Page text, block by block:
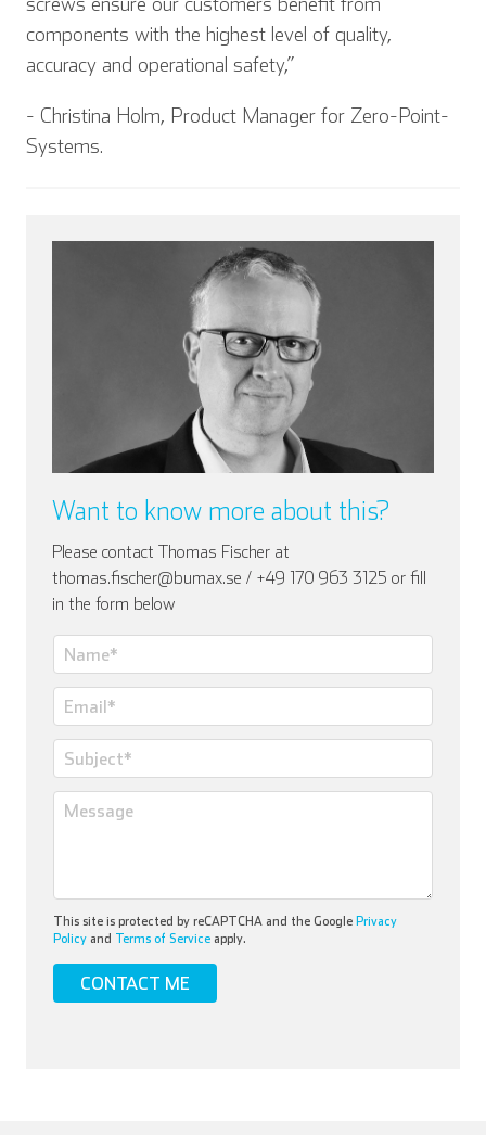
Español
components with the highest level of quality,
accuracy and operational safety,”
- Christina Holm, Product Manager for Zero-Point-
Systems.
Want to know more about this?
Please contact Thomas Fischer at
thomas.fischer@bumax.se / +49 170 963 3125 or fill
in the form below
This site is protected by reCAPTCHA and the Google Privacy
Policy and Terms of Service apply.